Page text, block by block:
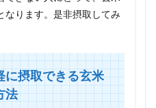
なります。是非摂取してみ
に摂取できる玄米
法